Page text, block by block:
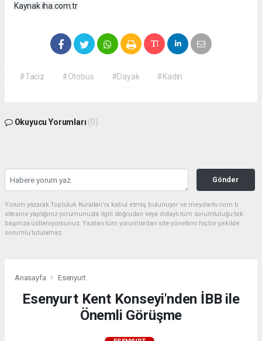
Kaynak iha.com.tr
#Taciz #Otobüs #Dayak #Kadın
Okuyucu Yorumları (0)
Gönder
Yorum yazarak Topluluk Kuralları’nı kabul etmiş bulunuyor ve meydantv.com.tr
sitesine yaptığınız yorumunuzla ilgili doğrudan veya dolaylı tüm sorumluluğu tek
başınıza üstleniyorsunuz. Yazılan tüm yorumlardan site yönetimi hiçbir şekilde
sorumlu tutulamaz.
Anasayfa Esenyurt
Esenyurt Kent Konseyi'nden İBB ile
Önemli Görüşme